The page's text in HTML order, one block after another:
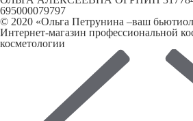
695000079797
© 2020 «Ольга Петрунина –ваш
Интернет-магазин профессиональной
косметологии